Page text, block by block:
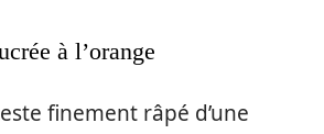
à l’orange
finement râpé d’une